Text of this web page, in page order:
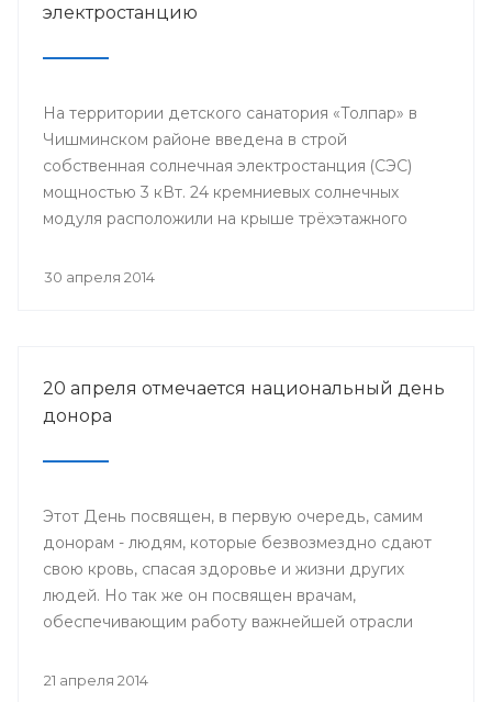
электростанцию
На территории детского санатория «Толпар» в
Чишминском районе введена в строй
собственная солнечная электростанция (СЭС)
мощностью 3 кВт. 24 кремниевых солнечных
модуля расположили на крыше трёхэтажного
30 апреля 2014
20 апреля отмечается национальный день
донора
Этот День посвящен, в первую очередь, самим
донорам - людям, которые безвозмездно сдают
свою кровь, спасая здоровье и жизни других
людей. Но так же он посвящен врачам,
обеспечивающим работу важнейшей отрасли
21 апреля 2014